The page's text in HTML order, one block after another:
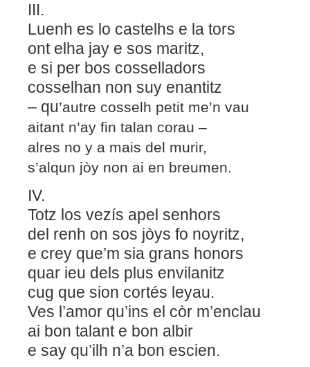
III.
Luenh es lo castelhs e la tors
ont elha jay e sos maritz,
e si per bos cosselladors
cosselhan non suy enantitz
– qu’autre cosselh petit me’n vau
aitant n’ay fin talan corau –
alres no y a mais del murir,
s’alqun jòy non ai en breumen.
IV.
Totz los vezís apel senhors
del renh on sos jòys fo noyritz,
e crey que’m sia grans honors
quar ieu dels plus envilanitz
cug que sion cortés leyau.
Ves l’amor qu’ins el còr m’enclau
ai bon talant e bon albir
e say qu’ilh n’a bon escien.